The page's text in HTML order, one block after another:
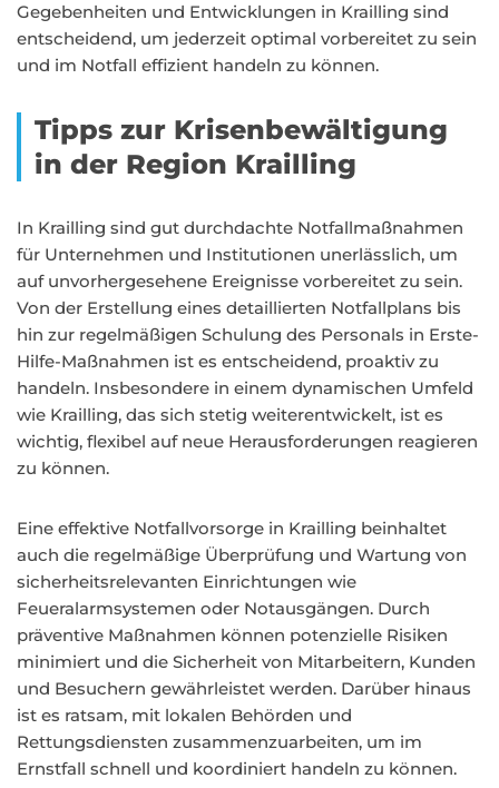
Gegebenheiten und Entwicklungen in Krailling sind
entscheidend, um jederzeit optimal vorbereitet zu sein
und im Notfall effizient handeln zu können.
Tipps zur Krisenbewältigung
in der Region Krailling
In Krailling sind gut durchdachte Notfallmaßnahmen
für Unternehmen und Institutionen unerlässlich, um
auf unvorhergesehene Ereignisse vorbereitet zu sein.
Von der Erstellung eines detaillierten Notfallplans bis
hin zur regelmäßigen Schulung des Personals in Erste-
Hilfe-Maßnahmen ist es entscheidend, proaktiv zu
handeln. Insbesondere in einem dynamischen Umfeld
wie Krailling, das sich stetig weiterentwickelt, ist es
wichtig, flexibel auf neue Herausforderungen reagieren
zu können.
Eine effektive Notfallvorsorge in Krailling beinhaltet
auch die regelmäßige Überprüfung und Wartung von
sicherheitsrelevanten Einrichtungen wie
Feueralarmsystemen oder Notausgängen. Durch
präventive Maßnahmen können potenzielle Risiken
minimiert und die Sicherheit von Mitarbeitern, Kunden
und Besuchern gewährleistet werden. Darüber hinaus
ist es ratsam, mit lokalen Behörden und
Rettungsdiensten zusammenzuarbeiten, um im
Ernstfall schnell und koordiniert handeln zu können.